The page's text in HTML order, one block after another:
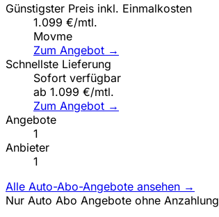
Günstigster Preis inkl. Einmalkosten
1.099 €/mtl.
Movme
Zum Angebot →
Schnellste Lieferung
Sofort verfügbar
ab 1.099 €/mtl.
Zum Angebot →
Angebote
1
Anbieter
1
Alle Auto-Abo-Angebote ansehen →
Nur Auto Abo Angebote ohne Anzahlung